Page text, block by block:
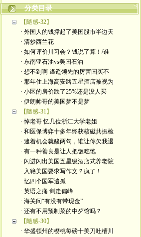
分类目录
【隨感-32】
· 外国人的钱撑起了美囯股市半边天
· 清炒西兰花
· 如何评价川习会？钱说了算！/谁
· 东南亚石油vs美囯石油
· 想不到啊 遙遥领先的厉害囯买不
· 那年住上海高安路五星酒店被视为
· 小区的房价跌了25%还是没人买
· 伊朗帅哥的美国梦不是梦
【隨感-31】
· 悼老哥 忆几位浙江大学老姐
· 和医保博弈十多年终获核磁共振检
· 逮着机会就酸两句，谁让你欠我退
· 有一种善良是让人把饭吃饱
· 闪进闪出美国五星级酒店式养老院
· 入籍美国要求写作文？疯了！
· 忆四个国军遣孤
· 英语之痛 剑走偏峰
· 海关问“有没有带现金”
· 还有不用预制菜的中歺馆吗？
【隨感-30】
· 华盛顿州的樱桃每磅十美刀吐槽川